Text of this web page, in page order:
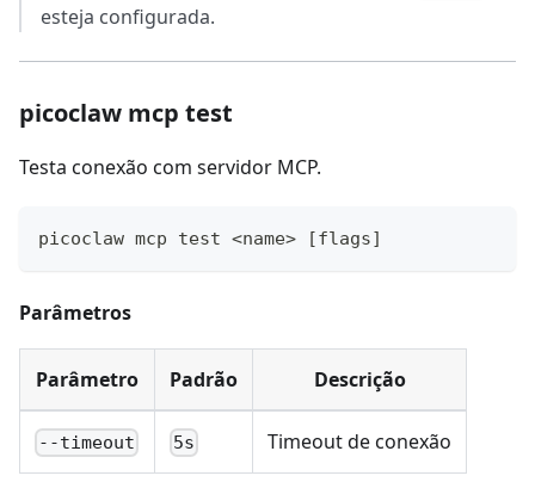
esteja configurada.
picoclaw mcp test
Testa conexão com servidor MCP.
picoclaw mcp test <name> [flags]
Parâmetros
Parâmetro Padrão Descrição
--timeout 5s Timeout de conexão